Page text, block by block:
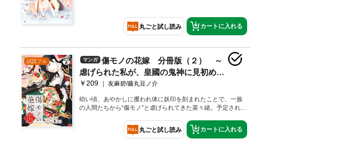
丸ごと試し読み カートに入れる
試読フル マンガ
傷モノの花嫁 分冊版（２） ～
虐げられた私が、皇國の鬼神に見初めら
れた理由～
￥209 友麻碧/藤丸豆ノ介
幼い頃、あやかしに攫われ体に妖印を刻まれたことで、一族
の人間たちから“傷モノ”と虐げられてきた菜々緒。予定されて
を隠すため猿面をつけさせられて、惨めな生活を送っていた
菜々緒はある日、紅椿家の若き当主・夜行と出会う。とある
丸ごと試し読み カートに入れる